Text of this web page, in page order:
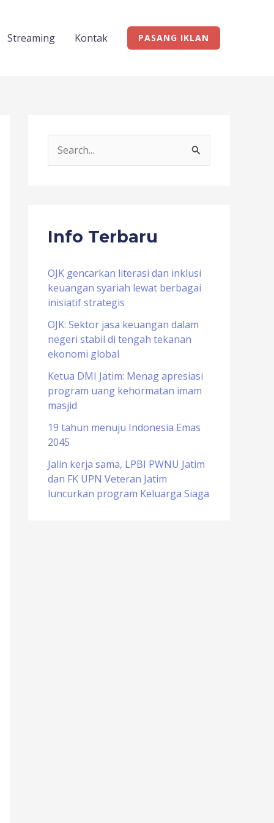
Streaming Kontak PASANG IKLAN
c
f
o
r
:
Info Terbaru
OJK gencarkan literasi dan inklusi
keuangan syariah lewat berbagai
inisiatif strategis
OJK: Sektor jasa keuangan dalam
negeri stabil di tengah tekanan
ekonomi global
Ketua DMI Jatim: Menag apresiasi
program uang kehormatan imam
masjid
19 tahun menuju Indonesia Emas
2045
Jalin kerja sama, LPBI PWNU Jatim
dan FK UPN Veteran Jatim
luncurkan program Keluarga Siaga